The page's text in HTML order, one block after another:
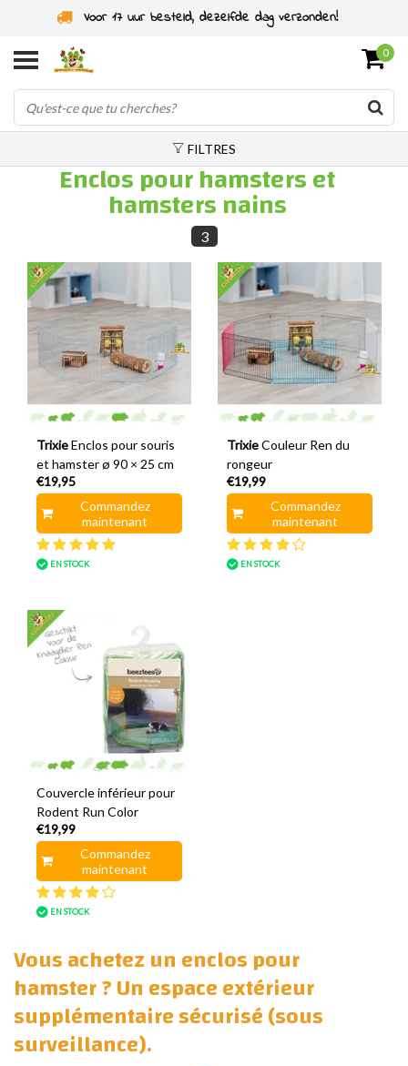
Voor 17 uur besteld, dezelfde dag verzonden!
0
FILTRES
Enclos pour hamsters et
hamsters nains
3
Trixie Enclos pour souris
et hamster ø 90 × 25 cm
€19,95
Commandez
maintenant
EN STOCK
Trixie Couleur Ren du
rongeur
€19,99
Commandez
maintenant
EN STOCK
Couvercle inférieur pour
Rodent Run Color
€19,99
Commandez
maintenant
EN STOCK
Vous achetez un enclos pour
hamster ? Un espace extérieur
supplémentaire sécurisé (sous
surveillance).